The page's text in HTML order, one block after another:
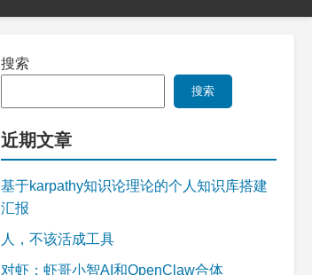
搜索
搜索
近期文章
基于karpathy知识论理论的个人知识库搭建
汇报
人，不该活成工具
对虾：虾哥小智AI和OpenClaw合体